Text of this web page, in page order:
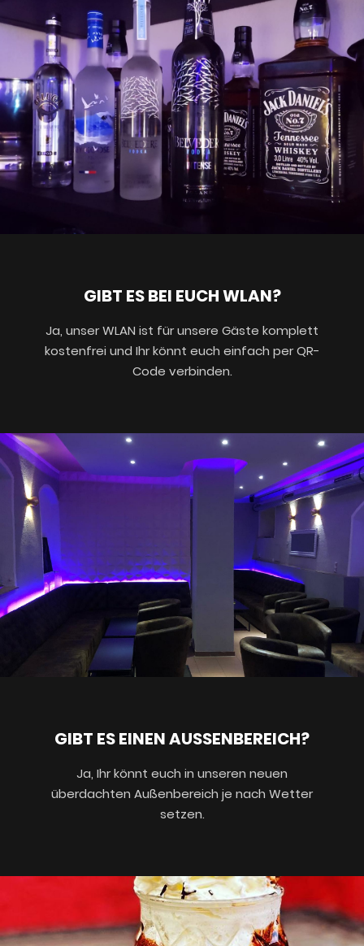
GIBT ES BEI EUCH WLAN?
Ja, unser WLAN ist für unsere Gäste komplett
kostenfrei und Ihr könnt euch einfach per QR-
Code verbinden.
GIBT ES EINEN AUSSENBEREICH?
Ja, Ihr könnt euch in unseren neuen
überdachten Außenbereich je nach Wetter
setzen.